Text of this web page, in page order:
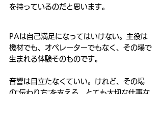
を持っているのだと思います。
PAは自己満足になってはいけない。主役は
機材でも、オペレーターでもなく、その場で
生まれる体験そのものです。
音響は目立たなくていい。けれど、その場
の“伝わり方”を支える、とても大切な仕事な